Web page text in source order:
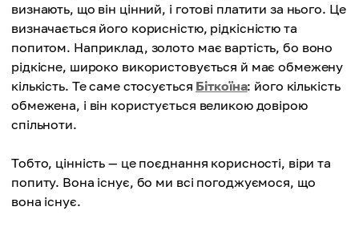
визнають, що він цінний, і готові платити за нього. Це
визначається його корисністю, рідкісністю та
попитом. Наприклад, золото має вартість, бо воно
рідкісне, широко використовується й має обмежену
кількість. Те саме стосується Біткоїна: його кількість
обмежена, і він користується великою довірою
спільноти.
Тобто, цінність — це поєднання корисності, віри та
попиту. Вона існує, бо ми всі погоджуємося, що
вона існує.